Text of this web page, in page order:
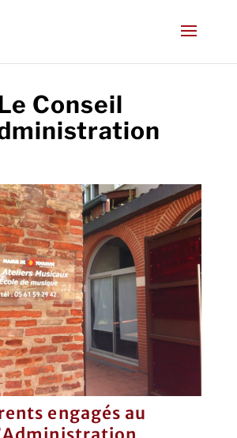
Conseil
engagés au